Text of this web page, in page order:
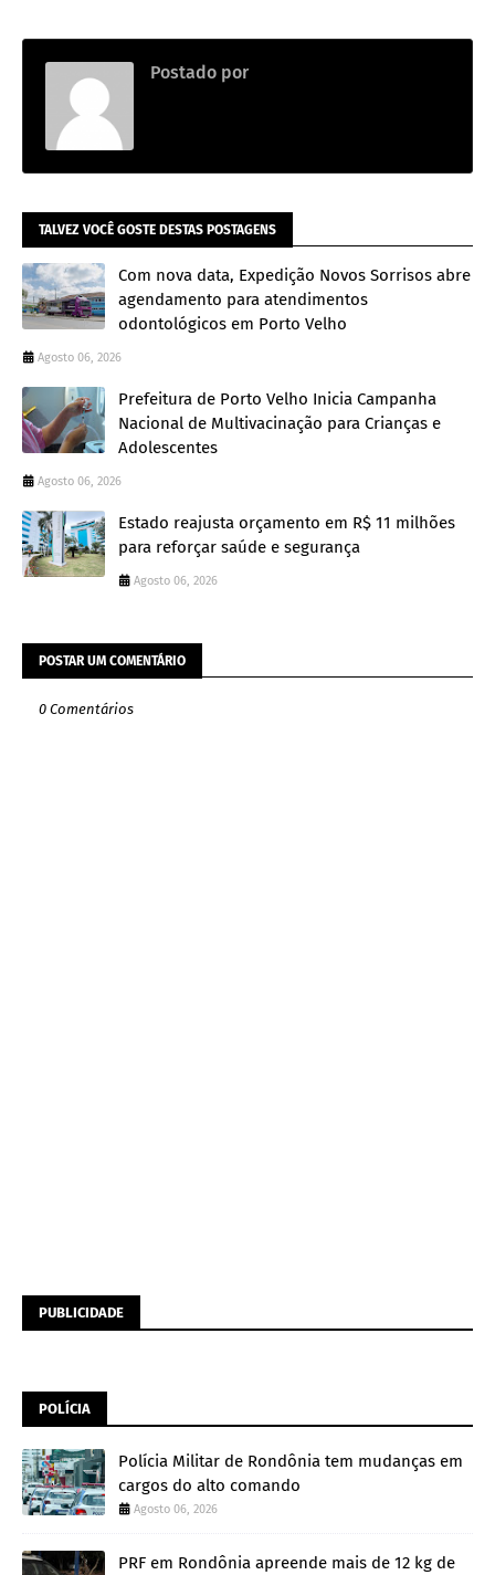
Postado por
TALVEZ VOCÊ GOSTE DESTAS POSTAGENS
Com nova data, Expedição Novos Sorrisos abre
agendamento para atendimentos
odontológicos em Porto Velho
Agosto 06, 2026
Prefeitura de Porto Velho Inicia Campanha
Nacional de Multivacinação para Crianças e
Adolescentes
Agosto 06, 2026
Estado reajusta orçamento em R$ 11 milhões
para reforçar saúde e segurança
Agosto 06, 2026
POSTAR UM COMENTÁRIO
0 Comentários
PUBLICIDADE
POLÍCIA
Polícia Militar de Rondônia tem mudanças em
cargos do alto comando
Agosto 06, 2026
PRF em Rondônia apreende mais de 12 kg de